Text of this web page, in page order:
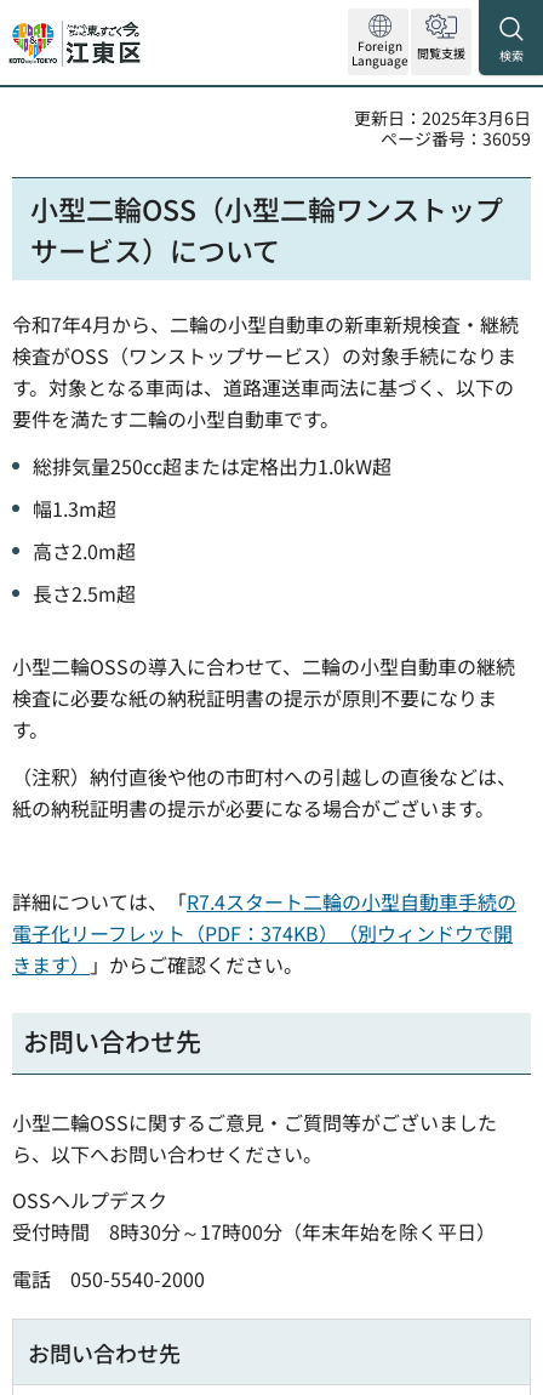
Foreign
Language 閲覧支援 検索
更新日：2025年3月6日
ページ番号：36059
小型二輪OSS（小型二輪ワンストップ
サービス）について
令和7年4月から、二輪の小型自動車の新車新規検査・継続
検査がOSS（ワンストップサービス）の対象手続になりま
す。​対象となる車両は、道路運送車両法に基づく、以下の
要件を満たす二輪の小型自動車です。
総排気量250cc超または定格出力1.0kW超
幅1.3m超
高さ2.0m超
長さ2.5m超
小型二輪OSSの導入に合わせて、二輪の小型自動車の継続
検査に必要な紙の納税証明書の提示が原則不要になりま
す。
（注釈）納付直後や他の市町村への引越しの直後などは、
紙の納税証明書の提示が必要になる場合がございます。
詳細については、「R7.4スタート二輪の小型自動車手続の
電子化リーフレット（PDF：374KB）（別ウィンドウで開
きます）
」からご確認ください。
お問い合わせ先
小型二輪OSSに関するご意見・ご質問等がございました
ら、以下へお問い合わせください。
OSSヘルプデスク
受付時間 8時30分～17時00分（年末年始を除く平日）
電話 050-5540-2000
お問い合わせ先